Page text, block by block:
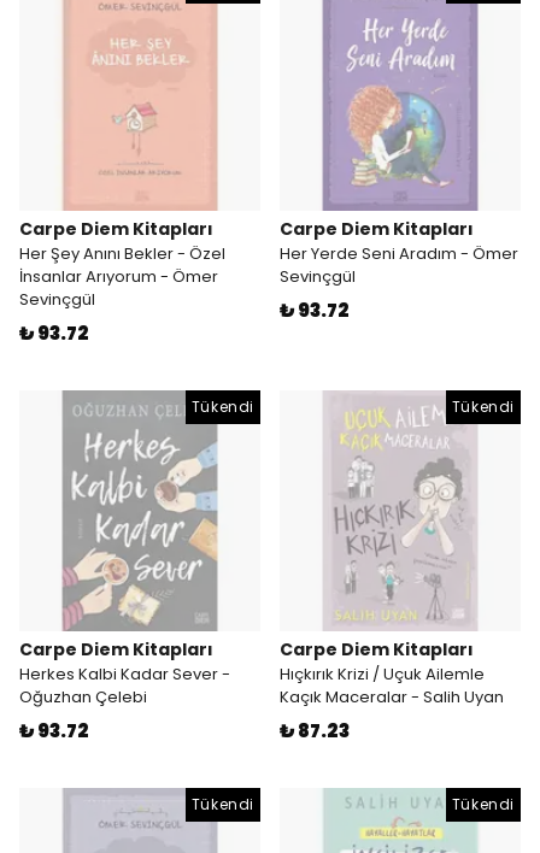
Carpe Diem Kitapları
Her Şey Anını Bekler - Özel
İnsanlar Arıyorum - Ömer
Sevinçgül
₺ 93.72
Carpe Diem Kitapları
Her Yerde Seni Aradım - Ömer
Sevinçgül
₺ 93.72
Tükendi
Carpe Diem Kitapları
Herkes Kalbi Kadar Sever -
Oğuzhan Çelebi
₺ 93.72
Tükendi
Carpe Diem Kitapları
Hıçkırık Krizi / Uçuk Ailemle
Kaçık Maceralar - Salih Uyan
₺ 87.23
Tükendi Tükendi